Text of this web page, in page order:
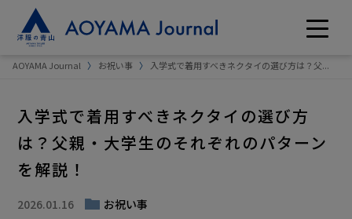
AOYAMA Journal お祝い事 入学式で着用すべきネクタイの選び方は？父...
入学式で着用すべきネクタイの選び方
は？父親・大学生のそれぞれのパターン
を解説！
2026.01.16 お祝い事